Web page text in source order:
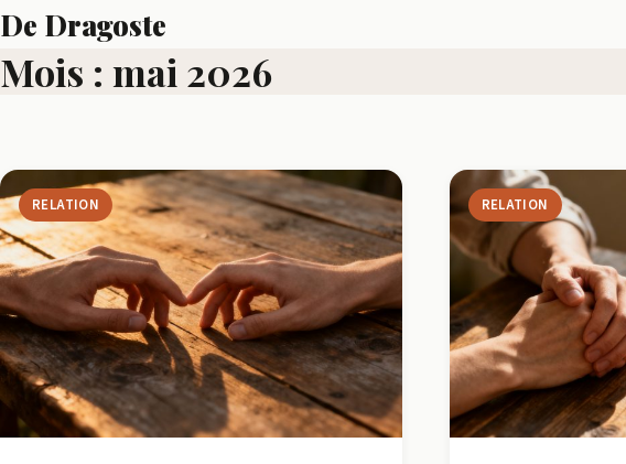
Aller
contenu
De Dragoste
Ensemble,
tissons
Mois : mai 2026
RELATION RELATION